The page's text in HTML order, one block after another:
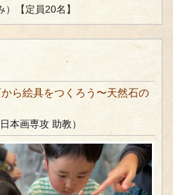
【定員20名】
ら絵具をつくろう〜天然石の
本画専攻 助教）